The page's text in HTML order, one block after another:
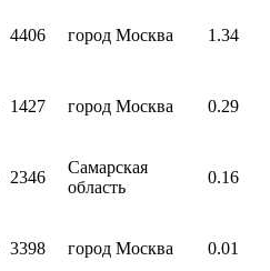
4406 город Москва 1.34
1427 город Москва 0.29
2346
Самарская
область
0.16
3398 город Москва 0.01